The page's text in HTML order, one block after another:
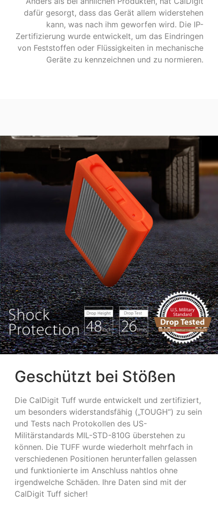
dafür gesorgt, dass das Gerät allem widerstehen
kann, was nach ihm geworfen wird. Die IP-
Zertifizierung wurde entwickelt, um das Eindringen
von Feststoffen oder Flüssigkeiten in mechanische
Geräte zu kennzeichnen und zu normieren.
Geschützt bei Stößen
Die CalDigit Tuff wurde entwickelt und zertifiziert,
um besonders widerstandsfähig („TOUGH“) zu sein
und Tests nach Protokollen des US-
Militärstandards MIL-STD-810G überstehen zu
können. Die TUFF wurde wiederholt mehrfach in
verschiedenen Positionen herunterfallen gelassen
und funktionierte im Anschluss nahtlos ohne
irgendwelche Schäden. Ihre Daten sind mit der
CalDigit Tuff sicher!